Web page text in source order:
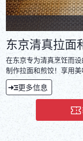
东京清真拉面
在东京专为清真烹饪而
制作拉面和煎饺！享用美
更多信息